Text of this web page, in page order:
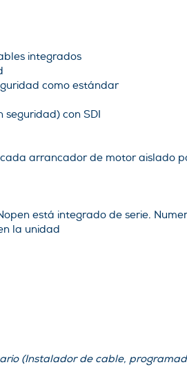
integrados
como estándar
seguridad) con SDI
arrancador de motor aislado
está integrado de serie.
la unidad
(Instalador de cable,